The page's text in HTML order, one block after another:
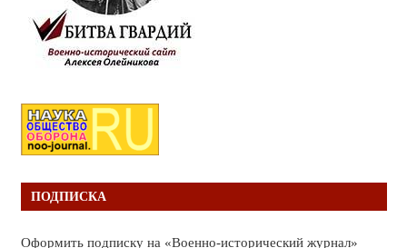
ПОДПИСКА
Оформить подписку на «Военно-исторический журнал»